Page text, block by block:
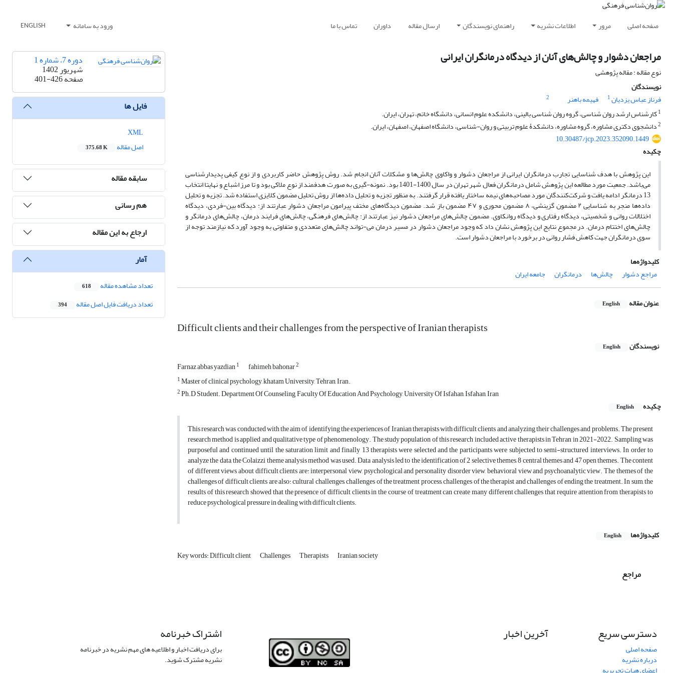
صفحه اصلی مرور اطلاعات نشریه راهنمای نویسندگان ارسال مقاله داوران تماس با ما ورود به سامانه ENGLISH
مراجعان دشوار و چالش‌های آنان از دیدگاه درمانگران ایرانی
نوع مقاله : مقاله پژوهشی
نویسندگان
فرناز عباس یزدیان1 فهیمه باهنر
2
1کارشناس ارشد روان شناسی، گروه روان شناسی بالینی، دانشکده علوم انسانی، دانشگاه خاتم، تهران، ایران.
2دانشجوی دکتری مشاوره، گروه مشاوره، دانشکدۀ علوم تربیتی و روان-شناسی، دانشگاه اصفهان، اصفهان، ایران.
10.30487/jcp.2023.352090.1449
چکیده
این پژوهش با هدف شناسایی تجارب درمانگران ایرانی از مراجعان دشوار و واکاوی چالش‌ها و مشکلات آنان انجام شد. روش پژوهش حاضر کاربردی و از نوع کیفی پدیدارشناسی
می‌باشد. جمعیت مورد مطالعه این پژوهش شامل درمانگران فعال شهر تهران در سال 1400-1401 بود. نمونه-گیری به صورت هدفمند از نوع ملاکی بود و تا مرز اشباع و نهایتا انتخاب
13 درمانگر ادامه یافت و شرکت‌کنندگان مورد مصاحبه‌های نیمه ساختار یافته قرار گرفتند. به منظور تجزیه و تحلیل داده‌ها از روش تحلیل مضمون کلایزی استفاده شد. تجزیه و تحلیل
داده‌ها منجر به شناسایی ۲ مضمون گزینشی، ۸ مضمون محوری و ۴۷ مضمون باز شد. مضمون دیدگاه‌های مختف پیرامون مراجعان دشوار عبارتند از: دیدگاه بین-فردی، دیدگاه
اختلالات روانی و شخصیتی، دیدگاه رفتاری و دیدگاه روانکاوی. مضمون چالش‌های مراجعان دشوار نیز عبارتند از: چالش‌های فرهنگی، چالش‌های فرایند درمان، چالش‌های درمانگر و
چالش‌های اختتام درمان. در مجموع نتایج این پژوهش نشان داد که وجود مراجعان دشوار در مسیر درمان می-تواند چالش‌های متعددی و متفاوتی به وجود آورد که نیازمند توجه از
سوی درمانگران جهت کاهش فشار روانی در برخورد با مراجعان دشوار است.
کلیدواژه‌ها
مراجع دشوار
چالش‌ها درمانگران جامعه ایران
عنوان مقاله English
Difficult clients and their challenges from the perspective of Iranian therapists
نویسندگان English
Farnaz abbas yazdian1 fahimeh bahonar2
1Master of clinical psychology, khatam University, Tehran, Iran.
2Ph.D Student. Department Of Counseling, Faculty Of Education And Psychology, University Of Isfahan, Isfahan, Iran
چکیده
English
This research was conducted with the aim of identifying the experiences of Iranian therapists with difficult clients and analyzing their challenges and problems. The present
research method is applied and qualitative type of phenomenology. The study population of this research included active therapists in Tehran in 2021-2022. Sampling was
purposeful and continued until the saturation limit and finally 13 therapists were selected and the participants were subjected to semi-structured interviews. In order to
analyze the data, the Colaizzi theme analysis method was used. Data analysis led to the identification of 2 selective themes, 8 central themes and 47 open themes. The content
of different views about difficult clients are: interpersonal view, psychological and personality disorder view, behavioral view and psychoanalytic view. The themes of the
challenges of difficult clients are also: cultural challenges, challenges of the treatment process, challenges of the therapist and challenges of ending the treatment. In sum, the
results of this research showed that the presence of difficult clients in the course of treatment can create many different challenges that require attention from therapists to
reduce psychological pressure in dealing with difficult clients.
کلیدواژه‌ها English
Key words: Difficult client Challenges Therapists Iranian society
مراجع
دوره 7، شماره 1
شهریور 1402
صفحه401-426
فایل ها
اصل مقاله
375.68 K
سابقه مقاله
هم رسانی
ارجاع به این مقاله
آمار
تعداد مشاهده مقاله 618
تعداد دریافت فایل اصل مقاله 394
دسترسی سریع
صفحه اصلی
درباره نشریه
آخرین اخبار اشتراک خبرنامه
برای دریافت اخبار و اطلاعیه های مهم نشریه در خبرنامه
نشریه مشترک شوید.